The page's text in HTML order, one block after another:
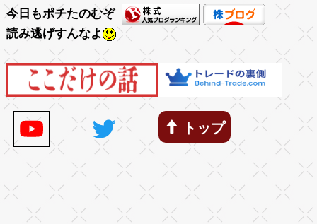
今日もポチたのむぞ
読み逃げすんなよ
トップ